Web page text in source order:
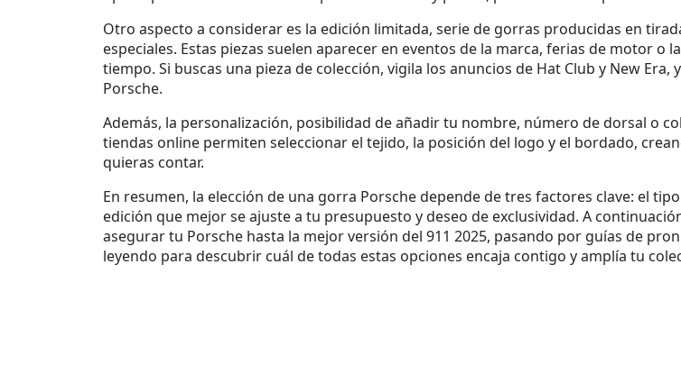
Otro aspecto a considerar es la edición limitada, serie de gorras producidas en
especiales. Estas piezas suelen aparecer en eventos de la marca, ferias de motor o
tiempo. Si buscas una pieza de colección, vigila los anuncios de Hat Club y New
Porsche.
Además, la personalización, posibilidad de añadir tu nombre, número de dorsal o
tiendas online permiten seleccionar el tejido, la posición del logo y el bordado,
quieras contar.
En resumen, la elección de una gorra Porsche depende de tres factores clave: el
edición que mejor se ajuste a tu presupuesto y deseo de exclusividad. A
asegurar tu Porsche hasta la mejor versión del 911 2025, pasando por guías de
leyendo para descubrir cuál de todas estas opciones encaja contigo y amplía tu